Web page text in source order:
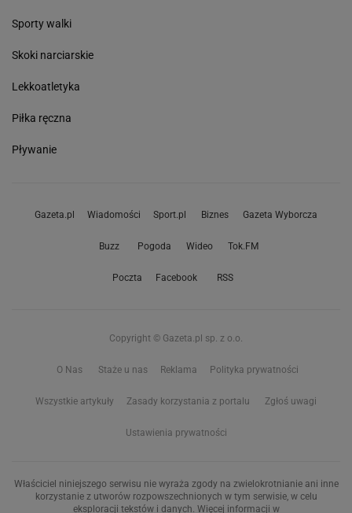
Sporty walki
Skoki narciarskie
Lekkoatletyka
Piłka ręczna
Pływanie
Gazeta.pl Wiadomości Sport.pl Biznes Gazeta Wyborcza
Buzz Pogoda Wideo Tok.FM
Poczta Facebook RSS
Copyright © Gazeta.pl sp. z o.o.
O Nas Staże u nas Reklama Polityka prywatności
Wszystkie artykuły Zasady korzystania z portalu Zgłoś uwagi
Ustawienia prywatności
Właściciel niniejszego serwisu nie wyraża zgody na zwielokrotnianie ani inne
korzystanie z utworów rozpowszechnionych w tym serwisie, w celu
eksploracji tekstów i danych. Więcej informacji w